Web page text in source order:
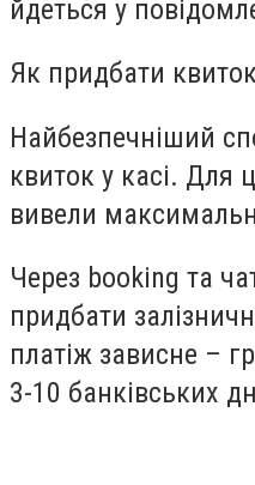
йдеться у
Як придбати
Найбезпечніший
квиток у касі. Для
вивели
Через booking та
придбати
платіж зависне –
3-10 банківських